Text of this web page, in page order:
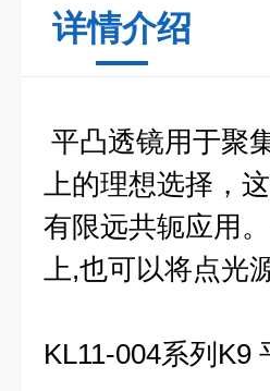
详情介绍
平凸透镜用于聚
上的理想选择，
有限远共轭应用
上,也可以将点光
KL11-004系列K9